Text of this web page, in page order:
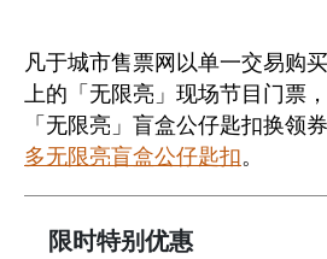
凡于城市售票网以单一交易购
上的「无限亮」现场节目门票
「无限亮」盲盒公仔匙扣换领券
多无限亮盲盒公仔匙扣。
限时特别优惠